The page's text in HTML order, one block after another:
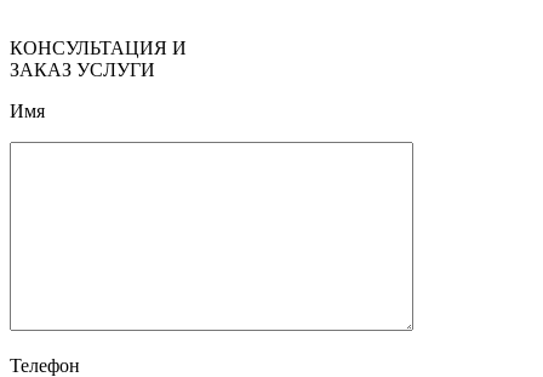
КОНСУЛЬТАЦИЯ И
ЗАКАЗ УСЛУГИ
Имя
Телефон